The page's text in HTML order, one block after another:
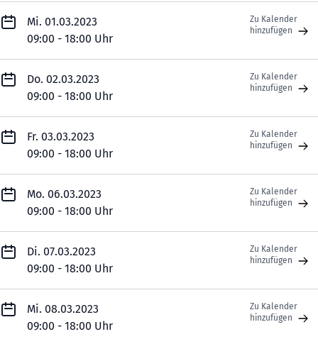
Mi. 01.03.2023
09:00 - 18:00 Uhr
Zu Kalender
hinzufügen
Do. 02.03.2023
09:00 - 18:00 Uhr
Zu Kalender
hinzufügen
Fr. 03.03.2023
09:00 - 18:00 Uhr
Zu Kalender
hinzufügen
Mo. 06.03.2023
09:00 - 18:00 Uhr
Zu Kalender
hinzufügen
Di. 07.03.2023
09:00 - 18:00 Uhr
Zu Kalender
hinzufügen
Mi. 08.03.2023
09:00 - 18:00 Uhr
Zu Kalender
hinzufügen